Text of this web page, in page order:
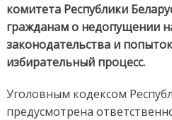
комитета Республики
гражданам о недопущении
законодательства и
избирательный процесс.
Уголовным кодексом
предусмотрена